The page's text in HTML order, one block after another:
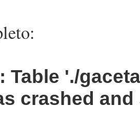
Table './
crashed